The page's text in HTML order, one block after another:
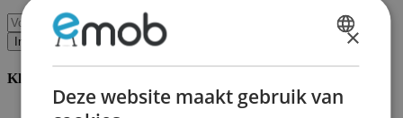
Inschrijven
Klantenservice
Bestellen bij Emob
×
Deze website maakt gebruik van